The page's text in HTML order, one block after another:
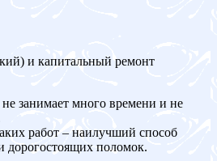
и капитальный ремонт
занимает много времени и не
работ – наилучший способ
поломок.